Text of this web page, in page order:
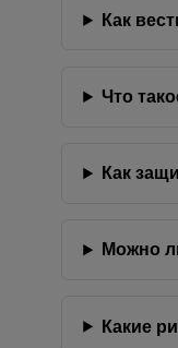
Как
Что
Как
Можно
Какие